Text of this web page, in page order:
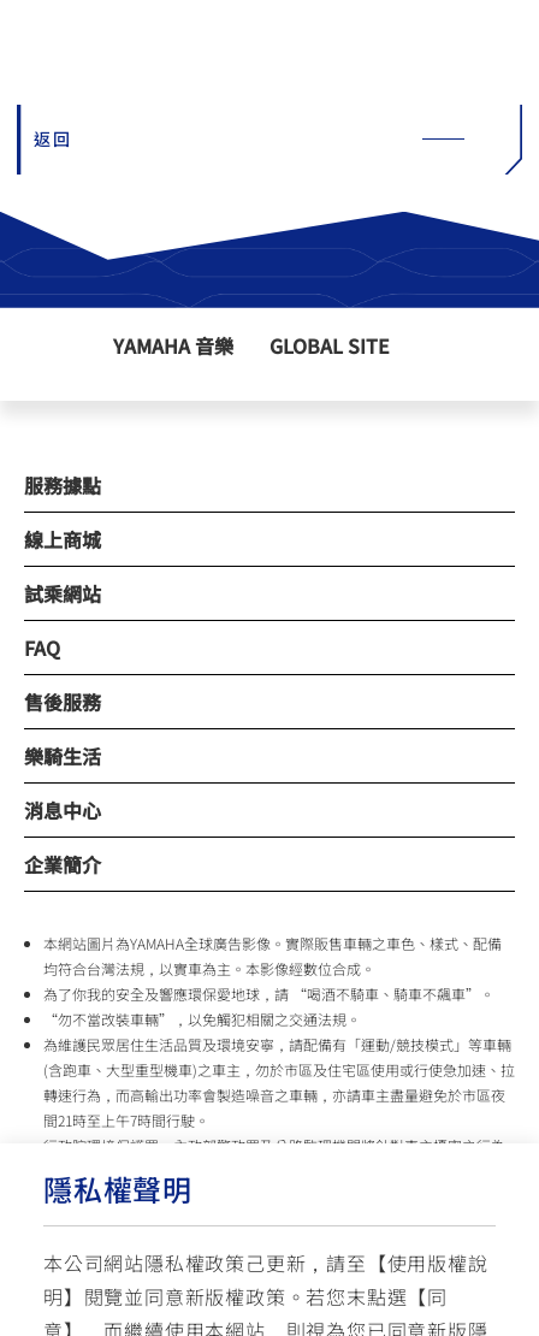
隱私權聲明
本公司網站隱私權政策己更新，請至【使用版權說
明】閱覽並同意新版權政策。 若您末點選【同
意】，而繼續使用本網站，則視為您已同意新版隱
返回
YAMAHA 音樂 GLOBAL SITE
服務據點
線上商城
試乘網站
FAQ
售後服務
樂騎生活
消息中心
企業簡介
本網站圖片為YAMAHA全球廣告影像。實際販售車輛之車色、樣式、配備
均符合台灣法規，以實車為主。本影像經數位合成。
為了你我的安全及響應環保愛地球，請 “喝酒不騎車、騎車不飆車”。
“勿不當改裝車輛”，以免觸犯相關之交通法規。
為維護民眾居住生活品質及環境安寧，請配備有「運動/競技模式」等車輛
(含跑車、大型重型機車)之車主，勿於市區及住宅區使用或行使急加速、拉
轉速行為，而高輸出功率會製造噪音之車輛，亦請車主盡量避免於市區夜
間21時至上午7時間行駛。
行政院環境保護署、內政部警政署及公路監理機關將針對車主擾寧之行為
台灣山葉機車 關心您
使用版權說明 隱私權政策 交通安全入口網
☏ 免付費客服專線: 0800-631-680 ✉ 聯繫客服